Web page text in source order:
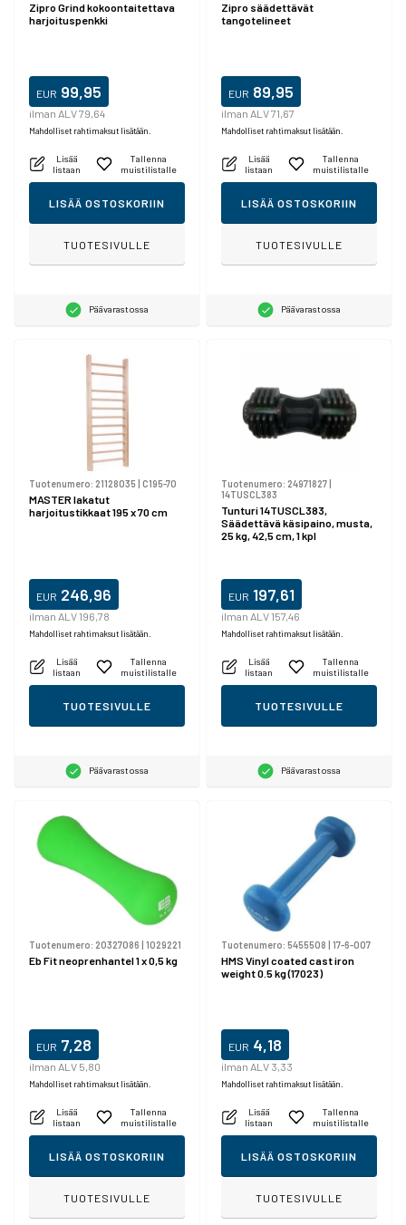
Zipro Grind kokoontaitettava
harjoituspenkki
EUR 99,95
ilman ALV 79,64
Mahdolliset rahtimaksut lisätään.
Lisää
listaan
Tallenna
muistilistalle
LISÄÄ OSTOSKORIIN
TUOTESIVULLE
Päävarastossa
Zipro säädettävät
tangotelineet
EUR 89,95
ilman ALV 71,67
Mahdolliset rahtimaksut lisätään.
Lisää
listaan
Tallenna
muistilistalle
LISÄÄ OSTOSKORIIN
TUOTESIVULLE
Päävarastossa
Tuotenumero: 21128035 C195-70
MASTER lakatut
harjoitustikkaat 195 x 70 cm
EUR 246,96
ilman ALV 196,78
Mahdolliset rahtimaksut lisätään.
Lisää
listaan
Tallenna
muistilistalle
TUOTESIVULLE
Päävarastossa
Tuotenumero: 24971827
14TUSCL383
Tunturi 14TUSCL383,
Säädettävä käsipaino, musta,
25 kg, 42,5 cm, 1 kpl
EUR 197,61
ilman ALV 157,46
Mahdolliset rahtimaksut lisätään.
Lisää
listaan
Tallenna
muistilistalle
TUOTESIVULLE
Päävarastossa
Tuotenumero: 20327086 | 1029221
Eb Fit neoprenhantel 1 x 0,5 kg
EUR 7,28
ilman ALV 5,80
Mahdolliset rahtimaksut lisätään.
Lisää
listaan
Tallenna
muistilistalle
LISÄÄ OSTOSKORIIN
TUOTESIVULLE
Tuotenumero: 5455508 | 17-6-007
HMS Vinyl coated cast iron
weight 0.5 kg (17023)
EUR 4,18
ilman ALV 3,33
Mahdolliset rahtimaksut lisätään.
Lisää
listaan
Tallenna
muistilistalle
LISÄÄ OSTOSKORIIN
TUOTESIVULLE